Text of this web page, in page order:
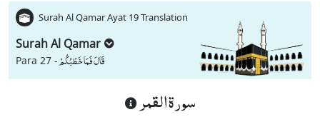
Surah Al Qamar Ayat 19 Translation
Surah Al Qamar
Para 27 -قَالَ فَمَا خَطْبُكُمْ
سورة القمر